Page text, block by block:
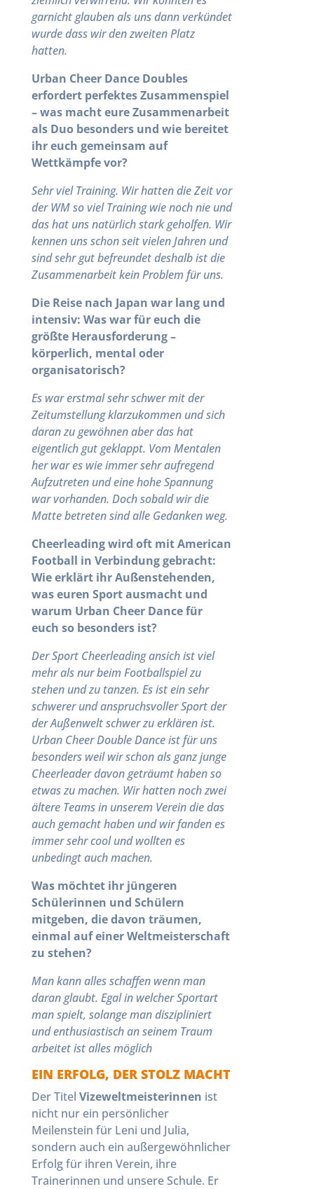
garnicht glauben als uns dann verkündet
wurde dass wir den zweiten Platz
hatten.
Urban Cheer Dance Doubles
erfordert perfektes Zusammenspiel
– was macht eure Zusammenarbeit
als Duo besonders und wie bereitet
ihr euch gemeinsam auf
Wettkämpfe vor?
Sehr viel Training. Wir hatten die Zeit vor
der WM so viel Training wie noch nie und
das hat uns natürlich stark geholfen. Wir
kennen uns schon seit vielen Jahren und
sind sehr gut befreundet deshalb ist die
Zusammenarbeit kein Problem für uns.
Die Reise nach Japan war lang und
intensiv: Was war für euch die
größte Herausforderung –
körperlich, mental oder
organisatorisch?
Es war erstmal sehr schwer mit der
Zeitumstellung klarzukommen und sich
daran zu gewöhnen aber das hat
eigentlich gut geklappt. Vom Mentalen
her war es wie immer sehr aufregend
Aufzutreten und eine hohe Spannung
war vorhanden. Doch sobald wir die
Matte betreten sind alle Gedanken weg.
Cheerleading wird oft mit American
Football in Verbindung gebracht:
Wie erklärt ihr Außenstehenden,
was euren Sport ausmacht und
warum Urban Cheer Dance für
euch so besonders ist?
Der Sport Cheerleading ansich ist viel
mehr als nur beim Footballspiel zu
stehen und zu tanzen. Es ist ein sehr
schwerer und anspruchsvoller Sport der
der Außenwelt schwer zu erklären ist.
Urban Cheer Double Dance ist für uns
besonders weil wir schon als ganz junge
Cheerleader davon geträumt haben so
etwas zu machen. Wir hatten noch zwei
ältere Teams in unserem Verein die das
auch gemacht haben und wir fanden es
immer sehr cool und wollten es
unbedingt auch machen.
Was möchtet ihr jüngeren
Schülerinnen und Schülern
mitgeben, die davon träumen,
einmal auf einer Weltmeisterschaft
zu stehen?
Man kann alles schaffen wenn man
daran glaubt. Egal in welcher Sportart
man spielt, solange man diszipliniert
und enthusiastisch an seinem Traum
arbeitet ist alles möglich
EIN ERFOLG, DER STOLZ MACHT
Der Titel Vizeweltmeisterinnen ist
nicht nur ein persönlicher
Meilenstein für Leni und Julia,
sondern auch ein außergewöhnlicher
Erfolg für ihren Verein, ihre
Trainerinnen und unsere Schule. Er